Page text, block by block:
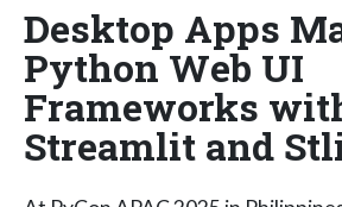
Desktop Apps
Python Web UI
Frameworks
Streamlit and